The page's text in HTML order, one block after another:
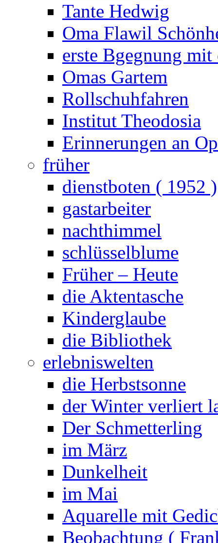
Tante Hedwig
Oma Flawil
erste Bgegnung mit
Omas Gartem
Rollschuhfahren
Institut Theodosia
Erinnerungen an
früher
dienstboten ( 1952 )
gastarbeiter
nachthimmel
schlüsselblume
Früher – Heute
die Aktentasche
Kinderglaube
die Bibliothek
erlebniswelten
die Herbstsonne
der Winter verliert
Der Schmetterling
im März
Dunkelheit
im Mai
Aquarelle mit
Beobachtung (